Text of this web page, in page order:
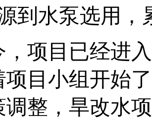
到水泵选用，
，项目已经进
项目小组开始
调整，旱改水